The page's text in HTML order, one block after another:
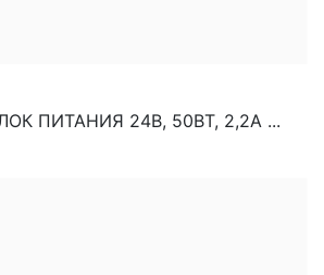
ПИТАНИЯ 24В, 50ВТ, 2,2А ...